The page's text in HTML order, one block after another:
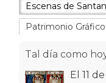
Escenas de
Patrimonio
Tal día como
El 11